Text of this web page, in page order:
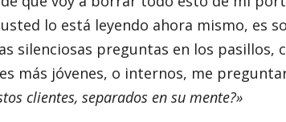
lo está leyendo ahora mismo, es
silenciosas preguntas en los pasillos,
más jóvenes, o internos, me
clientes, separados en su mente?»